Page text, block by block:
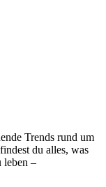
Trends rund um
du alles, was
leben –